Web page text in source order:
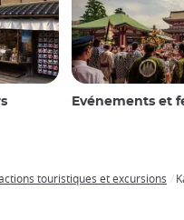
Evénements et
touristiques et excursions